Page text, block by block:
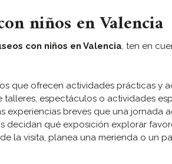
niños en Valencia
con niños en Valencia, ten en
que ofrecen actividades prácticas y
talleres, espectáculos o actividades
experiencias breves que una jornada
decidan qué exposición explorar
la visita, planea una merienda o un